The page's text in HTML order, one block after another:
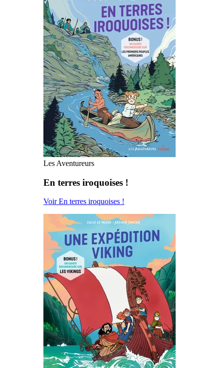
Les Aventureurs
En terres iroquoises !
Voir En terres iroquoises !